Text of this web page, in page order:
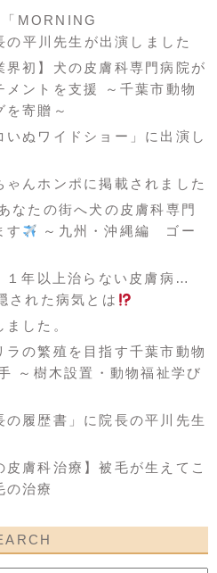
「MORNING
平川先生が出演しました
界初】犬の皮膚科専門病院が
メントを支援 ～千葉市動物
を寄贈～
いぬワイドショー」に出演し
ゃんホンポに掲載されました
なたの街へ犬の皮膚科専門
す
～九州・沖縄編 ゴー
１年以上治らない皮膚病…
れた病気とは
した。
ラの繁殖を目指す千葉市動物
～樹木設置・動物福祉学び
の履歴書」に院長の平川先生
皮膚科治療】被毛が生えてこ
の治療